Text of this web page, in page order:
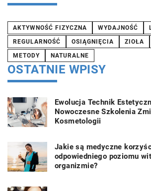
AKTYWNOŚĆ FIZYCZNA WYDAJNOŚĆ
REGULARNOŚĆ
OSIĄGNIĘCIA ZIOŁA
METODY
NATURALNE
OSTATNIE WPISY
Ewolucja Technik
Nowoczesne Szkolenia
Kosmetologii
Jakie są medyczne
odpowiedniego poziomu
organizmie?